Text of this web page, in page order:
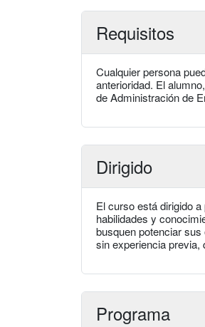
Requisitos
Cualquier persona
anterioridad. El
de Administración de
Dirigido
El curso está dirigido
habilidades y
busquen potenciar
sin experiencia previa,
Programa